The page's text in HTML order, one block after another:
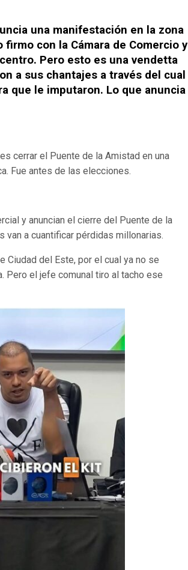
una manifestación en la zona
con la Cámara de Comercio y
Pero esto es una vendetta
a sus chantajes a través del cual
que le imputaron. Lo que anuncia
cerrar el Puente de la Amistad en una
Fue antes de las elecciones.
y anuncian el cierre del Puente de la
van a cuantificar pérdidas millonarias.
Ciudad del Este, por el cual ya no se
Pero el jefe comunal tiro al tacho ese